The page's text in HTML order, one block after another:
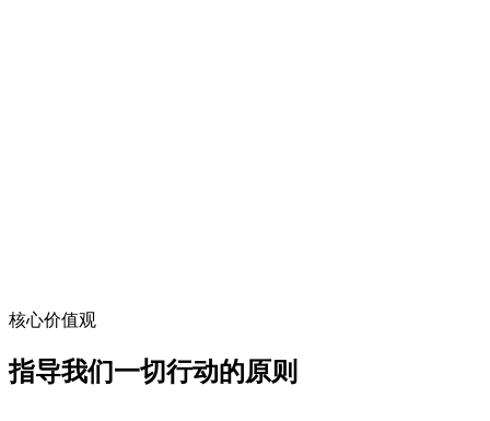
核心价值观
指导我们一切行动的原则